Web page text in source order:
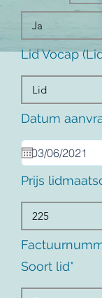
Lid Vocap
Datum
Prijs
Soort lid*